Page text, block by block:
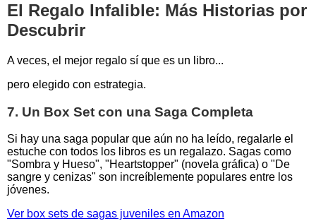
El Regalo Infalible: Más Historias por
Descubrir
A veces, el mejor regalo sí que es un libro...
pero elegido con estrategia.
7. Un Box Set con una Saga Completa
Si hay una saga popular que aún no ha leído, regalarle el
estuche con todos los libros es un regalazo. Sagas como
"Sombra y Hueso", "Heartstopper" (novela gráfica) o "De
sangre y cenizas" son increíblemente populares entre los
jóvenes.
Ver box sets de sagas juveniles en Amazon